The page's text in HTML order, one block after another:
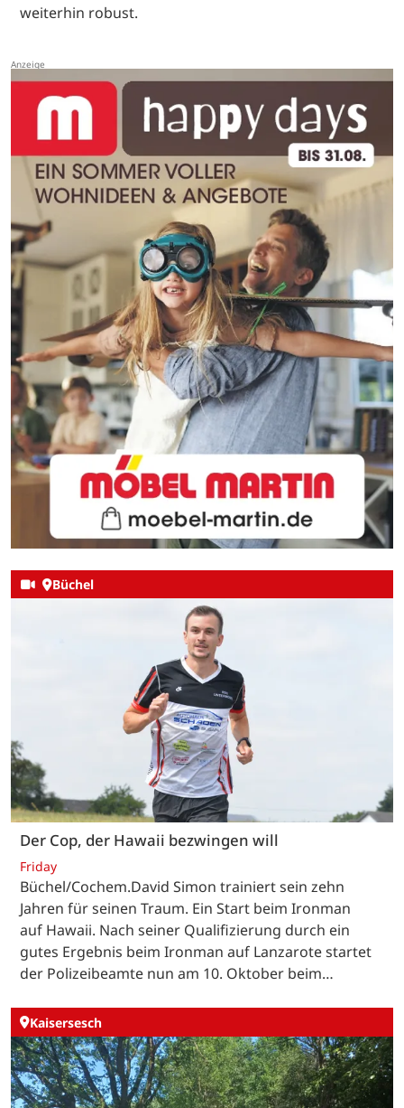
weiterhin robust.
Büchel
Der Cop, der Hawaii bezwingen will
Friday
Büchel/Cochem.David Simon trainiert sein zehn
Jahren für seinen Traum. Ein Start beim Ironman
auf Hawaii. Nach seiner Qualifizierung durch ein
gutes Ergebnis beim Ironman auf Lanzarote startet
der Polizeibeamte nun am 10. Oktober beim…
Kaisersesch